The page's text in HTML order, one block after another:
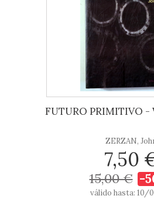
FUTURO PRIMITIVO -
ZERZAN,
7,50
15,00 € -
válido hasta: 10/